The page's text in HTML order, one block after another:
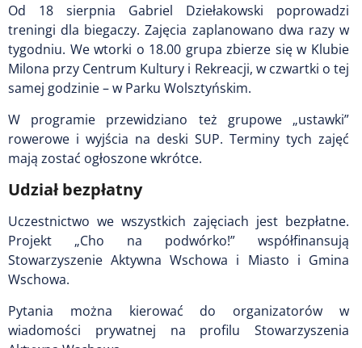
Od 18 sierpnia Gabriel Dziełakowski poprowadzi
treningi dla biegaczy. Zajęcia zaplanowano dwa razy w
tygodniu. We wtorki o 18.00 grupa zbierze się w Klubie
Milona przy Centrum Kultury i Rekreacji, w czwartki o tej
samej godzinie – w Parku Wolsztyńskim.
W programie przewidziano też grupowe „ustawki”
rowerowe i wyjścia na deski SUP. Terminy tych zajęć
mają zostać ogłoszone wkrótce.
Udział bezpłatny
Uczestnictwo we wszystkich zajęciach jest bezpłatne.
Projekt „Cho na podwórko!” współfinansują
Stowarzyszenie Aktywna Wschowa i Miasto i Gmina
Wschowa.
Pytania można kierować do organizatorów w
wiadomości prywatnej na profilu Stowarzyszenia